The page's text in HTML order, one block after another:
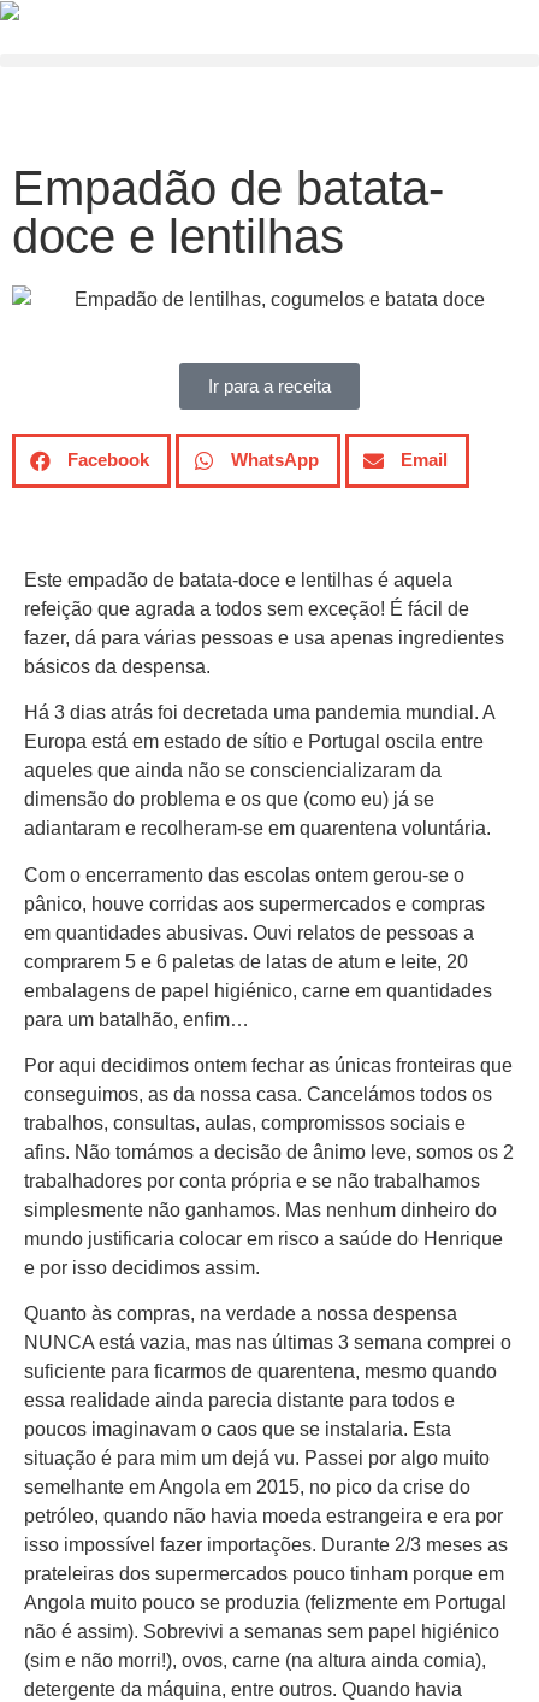
Empadão de batata-
doce e lentilhas
Ir para a receita
Facebook WhatsApp Email
Este empadão de batata-doce e lentilhas é aquela
refeição que agrada a todos sem exceção! É fácil de
fazer, dá para várias pessoas e usa apenas ingredientes
básicos da despensa.
Há 3 dias atrás foi decretada uma pandemia mundial. A
Europa está em estado de sítio e Portugal oscila entre
aqueles que ainda não se consciencializaram da
dimensão do problema e os que (como eu) já se
adiantaram e recolheram-se em quarentena voluntária.
Com o encerramento das escolas ontem gerou-se o
pânico, houve corridas aos supermercados e compras
em quantidades abusivas. Ouvi relatos de pessoas a
comprarem 5 e 6 paletas de latas de atum e leite, 20
embalagens de papel higiénico, carne em quantidades
para um batalhão, enfim…
Por aqui decidimos ontem fechar as únicas fronteiras que
conseguimos, as da nossa casa. Cancelámos todos os
trabalhos, consultas, aulas, compromissos sociais e
afins. Não tomámos a decisão de ânimo leve, somos os 2
trabalhadores por conta própria e se não trabalhamos
simplesmente não ganhamos. Mas nenhum dinheiro do
mundo justificaria colocar em risco a saúde do Henrique
e por isso decidimos assim.
Quanto às compras, na verdade a nossa despensa
NUNCA está vazia, mas nas últimas 3 semana comprei o
suficiente para ficarmos de quarentena, mesmo quando
essa realidade ainda parecia distante para todos e
poucos imaginavam o caos que se instalaria. Esta
situação é para mim um dejá vu. Passei por algo muito
semelhante em Angola em 2015, no pico da crise do
petróleo, quando não havia moeda estrangeira e era por
isso impossível fazer importações. Durante 2/3 meses as
prateleiras dos supermercados pouco tinham porque em
Angola muito pouco se produzia (felizmente em Portugal
não é assim). Sobrevivi a semanas sem papel higiénico
(sim e não morri!), ovos, carne (na altura ainda comia),
detergente da máquina, entre outros. Quando havia